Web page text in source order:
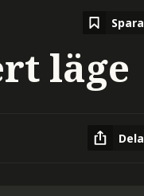
Spara
läge
Dela